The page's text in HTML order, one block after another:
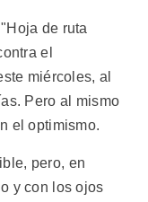
de ruta
el
miércoles, al
Pero al mismo
el optimismo.
pero, en
y con los ojos